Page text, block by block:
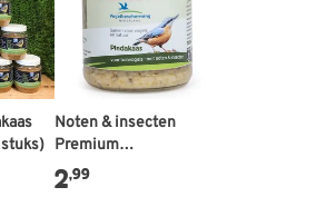
opties op de productpagina
van de gekozen opties op de
Noten & insecten
Premium
vogelpindakaas
2,99